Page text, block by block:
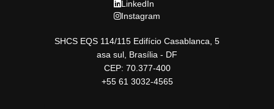
LinkedIn
Instagram
SHCS EQS 114/115 Edifício Casablanca, 5
asa sul, Brasília - DF
CEP: 70.377-400
+55 61 3032-4565